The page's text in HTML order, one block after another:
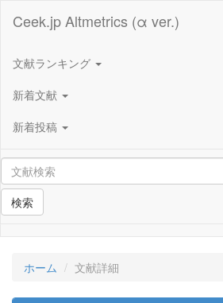
Ceek.jp Altmetrics (α ver.)
文献ランキング
新着文献
新着投稿
検索
ホーム 文献詳細